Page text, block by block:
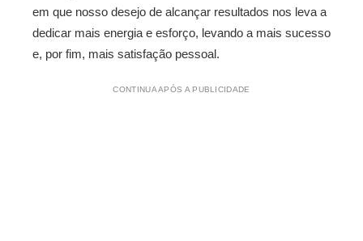
em que nosso desejo de alcançar resultados nos leva a
dedicar mais energia e esforço, levando a mais sucesso
e, por fim, mais satisfação pessoal.
CONTINUA APÓS A PUBLICIDADE